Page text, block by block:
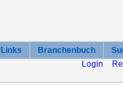
Links Branchenbuch
Login